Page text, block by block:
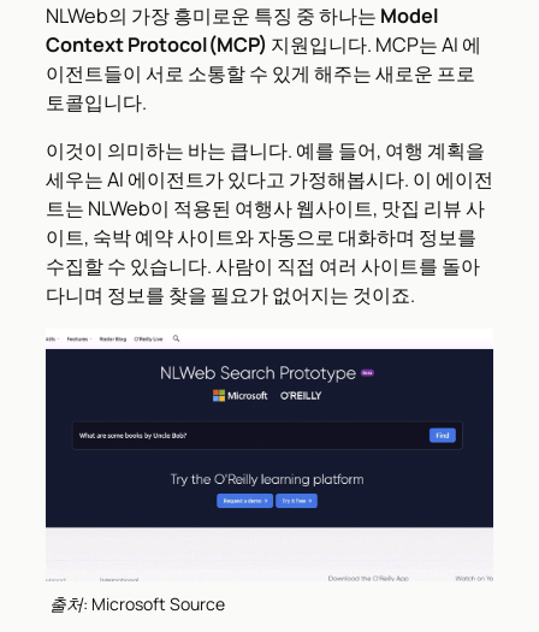
NLWeb의 가장 흥미로운 특징 중 하나는 Model
Context Protocol(MCP) 지원입니다. MCP는 AI 에
이전트들이 서로 소통할 수 있게 해주는 새로운 프로
토콜입니다.
이것이 의미하는 바는 큽니다. 예를 들어, 여행 계획을
세우는 AI 에이전트가 있다고 가정해봅시다. 이 에이전
트는 NLWeb이 적용된 여행사 웹사이트, 맛집 리뷰 사
이트, 숙박 예약 사이트와 자동으로 대화하며 정보를
수집할 수 있습니다. 사람이 직접 여러 사이트를 돌아
다니며 정보를 찾을 필요가 없어지는 것이죠.
출처: Microsoft Source